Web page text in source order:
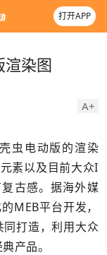
打开APP
渲染图
A+
虫电动版的渲染
素以及目前大众I
古感。据海外媒
MEB平台开发，
打造，利用大众
产品。